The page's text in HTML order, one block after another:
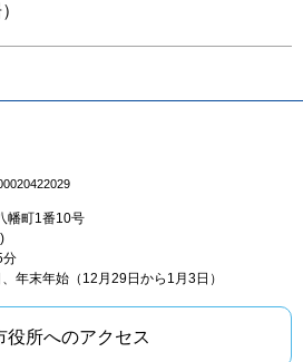
幡町1番10号
分
年末年始（12月29日から1月3日）
役所へのアクセス